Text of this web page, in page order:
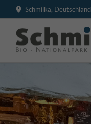
Schmilka, Deutschland
SUCHEN